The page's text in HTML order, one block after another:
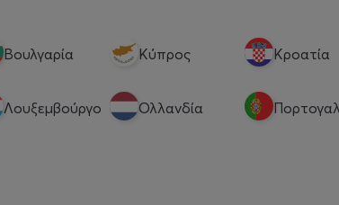
Βουλγαρία Κύπρος Κροατία
Λουξεμβούργο Ολλανδία